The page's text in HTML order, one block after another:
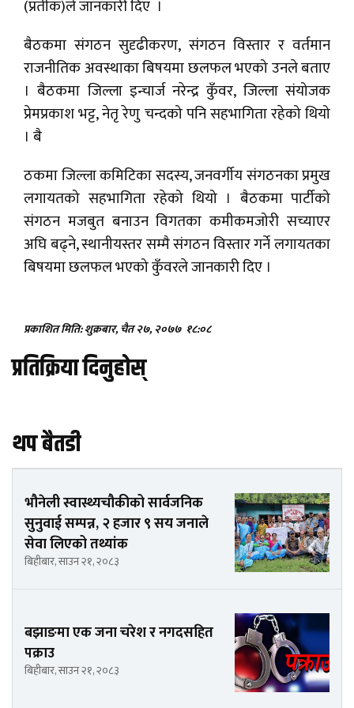
(प्रतीक)ले जानकारी दिए ।
बैठकमा संगठन सुदृढीकरण, संगठन विस्तार र वर्तमान
राजनीतिक अवस्थाका बिषयमा छलफल भएको उनले बताए
। बैठकमा जिल्ला इन्चार्ज नरेन्द्र कुँवर, जिल्ला संयोजक
प्रेमप्रकाश भट्ट, नेतृ रेणु चन्दको पनि सहभागिता रहेको थियो
। बै
ठकमा जिल्ला कमिटिका सदस्य, जनवर्गीय संगठनका प्रमुख
लगायतको सहभागिता रहेको थियो । बैठकमा पार्टीको
संगठन मजबुत बनाउन विगतका कमीकमजोरी सच्याएर
अघि बढ्ने, स्थानीयस्तर सम्मै संगठन विस्तार गर्ने लगायतका
बिषयमा छलफल भएको कुँवरले जानकारी दिए ।
प्रकाशित मिति: शुक्रबार, चैत २७, २०७७ १८:०८
प्रतिक्रिया दिनुहोस्
थप बैतडी
भौनेली स्वास्थ्यचौकीको सार्वजनिक
सुनुवाई सम्पन्न, २ हजार ९ सय जनाले
सेवा लिएको तथ्यांक
बिहीबार, साउन २१, २०८३
बझाङमा एक जना चरेश र नगदसहित
पक्राउ
बिहीबार, साउन २१, २०८३